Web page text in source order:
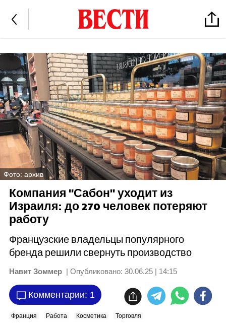
Фото: архив
Компания "Сабон" уходит из
Израиля: до 270 человек потеряют
работу
Французские владельцы популярного
бренда решили свернуть производство
Навит Зоммер | Опубликовано: 30.06.25 | 14:15
Комментарии: 1
Франция Работа Косметика Торговля